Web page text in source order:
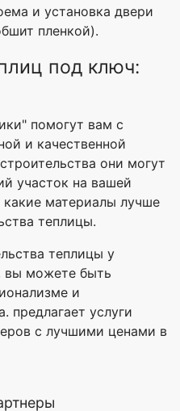
и установка двери
пленкой).
под ключ:
помогут вам с
и качественной
они могут
участок на вашей
материалы лучше
теплицы.
теплицы у
вы можете быть
и
предлагает услуги
с лучшими ценами в